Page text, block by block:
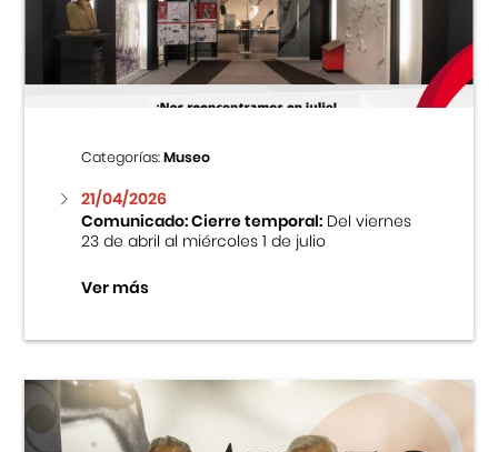
Centro Cultural Peruano Japonés
Museo de la Inmigración Japonesa
Fondo Editorial
Teatro Peruano Japonés
Categorías:Museo
21/04/2026
Comunicado: Cierre temporal:Del viernes
23 de abril al miércoles 1 de julio
Ver más